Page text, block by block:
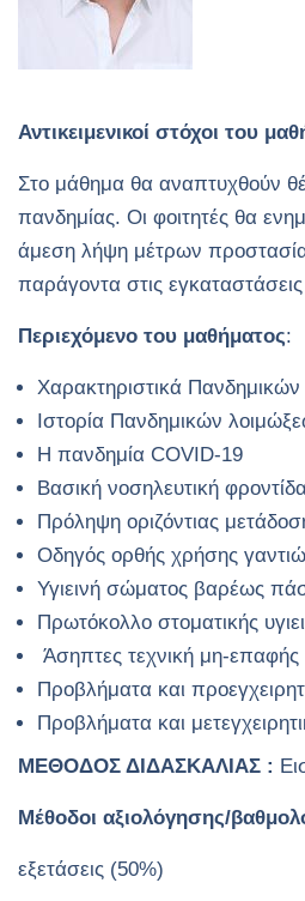
Αντικειμενικοί στόχοι του
Στο μάθημα θα αναπτυχθούν
πανδημίας. Οι φοιτητές θα
άμεση λήψη μέτρων
παράγοντα στις
Περιεχόμενο του μαθήματος:
Χαρακτηριστικά
Ιστορία Πανδημικών
Η πανδημία COVID-19
Βασική νοσηλευτική
Πρόληψη οριζόντιας
Οδηγός ορθής χρήσης
Υγιεινή σώματος βαρέως
Πρωτόκολλο στοματικής
Άσηπτες τεχνική μη-
Προβλήματα και
Προβλήματα και
ΜΕΘΟΔΟΣ ΔΙΔΑΣΚΑΛΙΑΣ :
Μέθοδοι αξιολόγησης/
εξετάσεις (50%)